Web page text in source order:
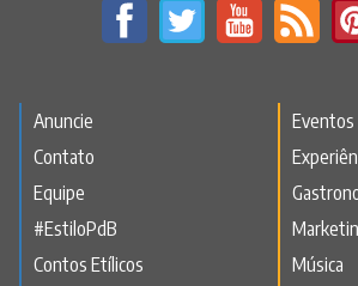
Anuncie
Contato
Equipe
#EstiloPdB
Contos Etílicos
Eventos
Música